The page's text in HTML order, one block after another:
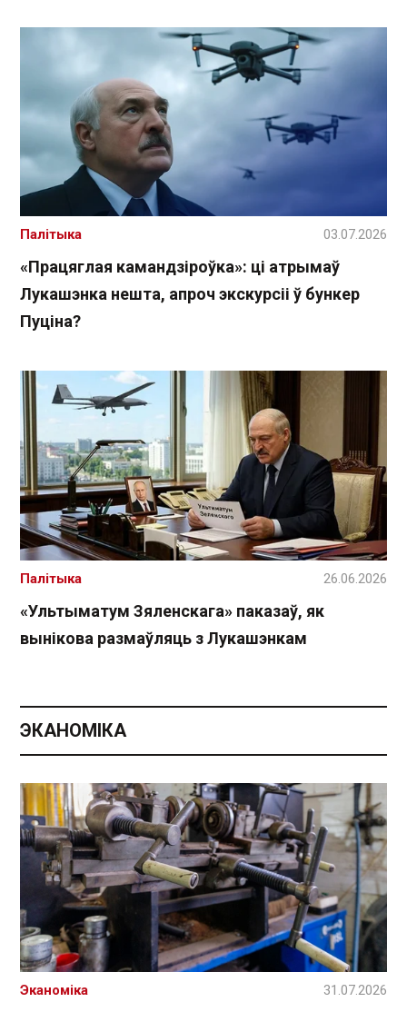
«Працяглая камандзіроўка»: ці атрымаў
Лукашэнка нешта, апроч экскурсіі ў бункер
Пуціна?
Палітыка 03.07.2026
«Ультыматум Зяленскага» паказаў, як
вынікова размаўляць з Лукашэнкам
Палітыка 26.06.2026
ЭКАНОМІКА
Эканоміка 31.07.2026